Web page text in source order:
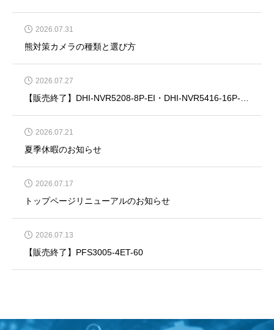
2026.07.31
熊対策カメラの種類と選び方
2026.07.27
2026.07.21
夏季休暇のお知らせ
2026.07.17
トップページリニューアルのお知らせ
2026.07.13
【販売終了】PFS3005-4ET-60